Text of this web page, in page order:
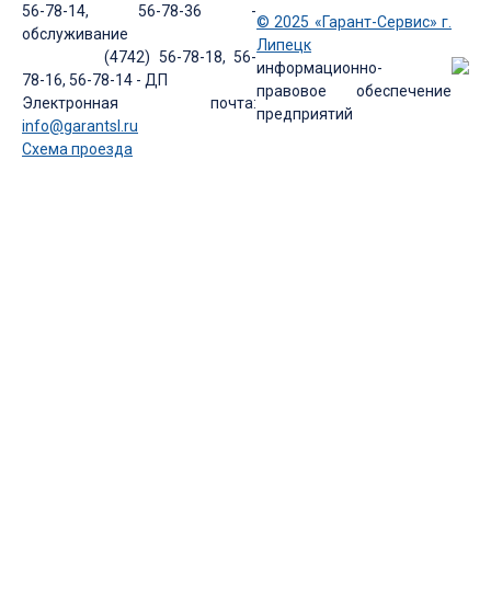
56-78-14, 56-78-36 -
обслуживание
(4742) 56-78-18, 56-
78-16, 56-78-14 - ДП
Электронная почта:
info@garantsl.ru
Схема проезда
© 2025 «Гарант-Сервис» г.
Липецк
информационно-
правовое обеспечение
предприятий